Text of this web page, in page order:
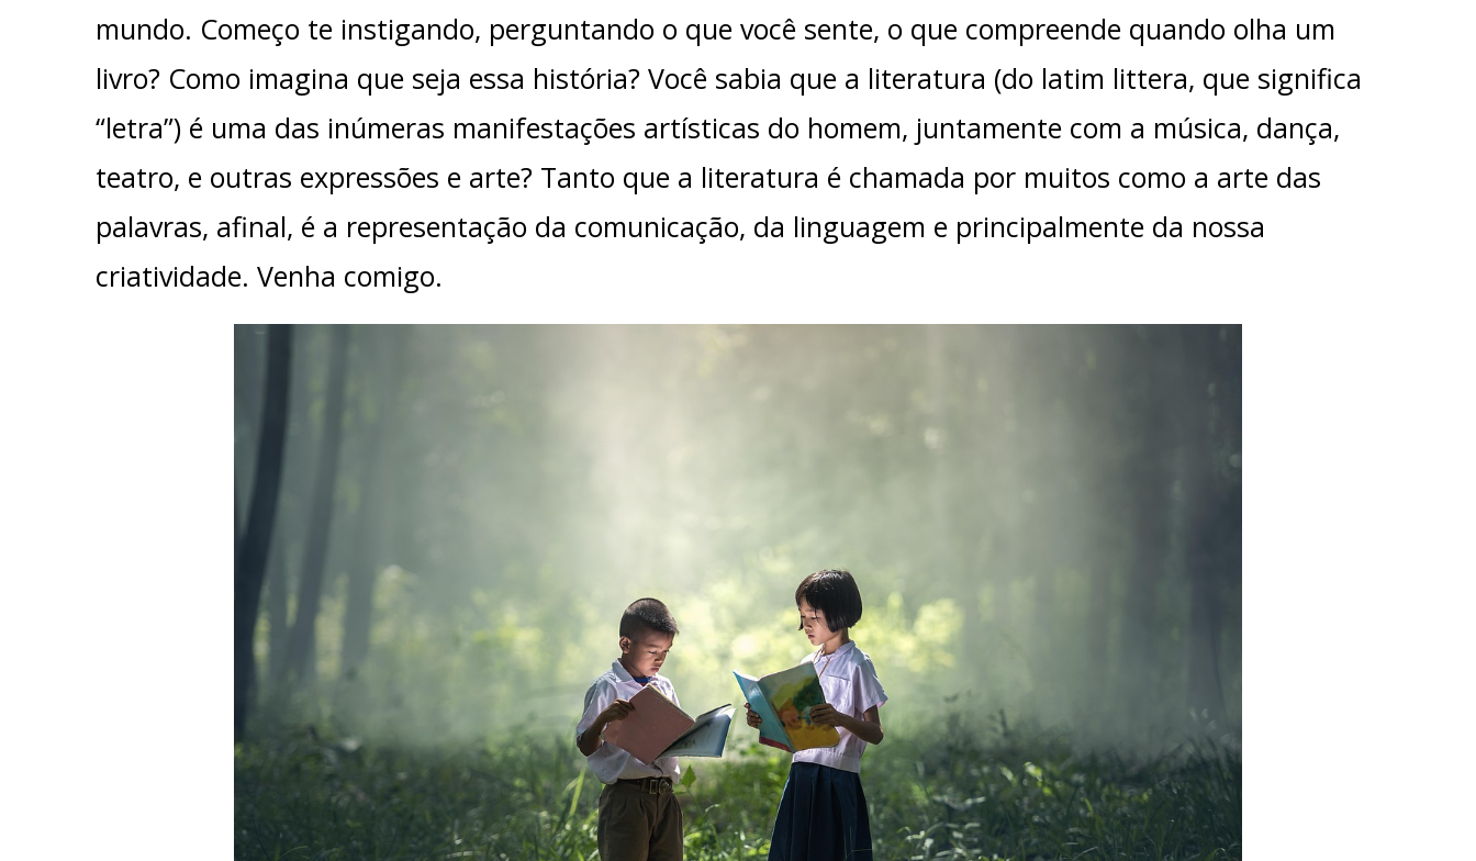
mundo. Começo te instigando, perguntando o que você sente, o que compreende quando olha um
livro? Como imagina que seja essa história? Você sabia que a literatura (do latim littera, que significa
“letra”) é uma das inúmeras manifestações artísticas do homem, juntamente com a música, dança,
teatro, e outras expressões e arte? Tanto que a literatura é chamada por muitos como a arte das
palavras, afinal, é a representação da comunicação, da linguagem e principalmente da nossa
criatividade. Venha comigo.